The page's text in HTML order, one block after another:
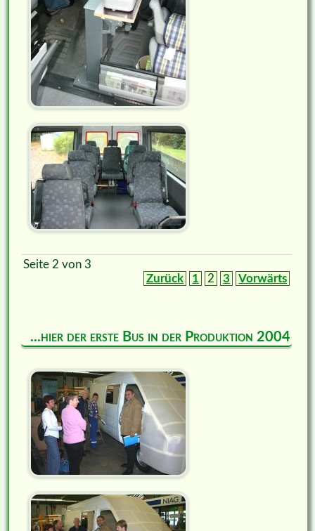
Seite 2 von 3
Zurück
1 2 3 Vorwärts
...hier der erste Bus in der Produktion 2004